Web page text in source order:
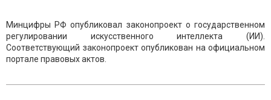
Минцифры РФ опубликовал законопроект о государственном
регулировании искусственного интеллекта (ИИ).
Соответствующий законопроект опубликован на официальном
портале правовых актов.